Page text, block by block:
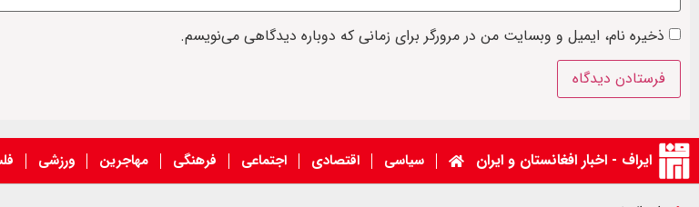
ذخیره نام، ایمیل و وبسایت من در مرورگر برای زمانی که دوباره دیدگاهی می‌نویسم.
ایراف - اخبار افغانستان و ایران سیاسی اقتصادی اجتماعی فرهنگی مهاجرین ورزشی